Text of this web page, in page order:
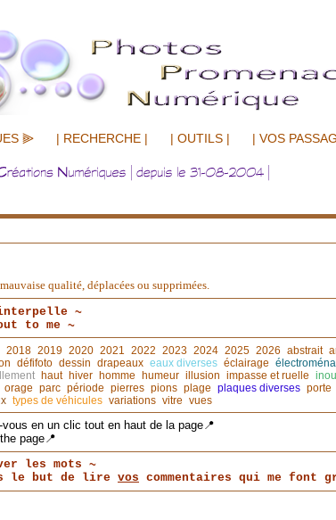
⫸ | RECHERCHE | | OUTILS | | VOS
qualité, déplacées ou supprimées.
~
to me ~
2018 2019 2020 2021 2022 2023 2024 2025 2026 abstrait
défifoto dessin drapeaux eaux diverses éclairage
haut hiver homme humeur illusion impasse et ruelle
orage parc période pierres pions plage plaques diverses porte
types de véhicules variations vitre vues
en un clic tout en haut de la page📍
page📍
les mots ~
le but de lire vos commentaires qui me font